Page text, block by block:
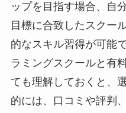
ップを目指す場合、自
目標に合致したスクー
的なスキル習得が可能
ラミングスクールと有
ても理解しておくと、
的には、口コミや評判